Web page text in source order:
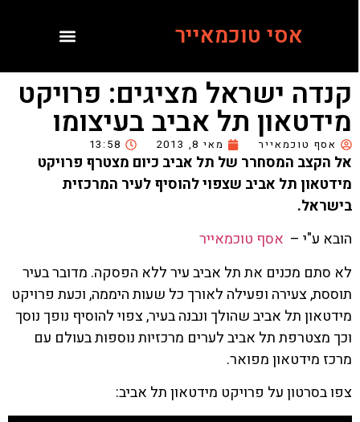
אסי טוכמאייר
קנדה ישראל מציגים: פרויקט
מידטאון תל אביב בעיצומו
אסף טוכמאייר מאי 8, 2013 13:58
אל הקצב המסחרר של תל אביב כיום מצטרף פרויקט
מידטאון תל אביב שצפוי להוסיף לעיר המרכזית
בישראל.
הובא ע"י – אסף טוכמאייר
לא סתם מכנים את תל אביב עיר ללא הפסקה. מדובר בעיר
תוססת, צעירה ופעילה לאורך כל שעות היממה, וכעת פרויקט
מידטאון תל אביב שהולך ונבנה בעיר, צפוי להוסיף נופך נוסך
וכך מצטרפת תל אביב לערים מרכזיות נוספות בעולם עם
מרכז מידטאון מפואר.
צפו בסרטון על פרויקט מידטאון תל אביב: